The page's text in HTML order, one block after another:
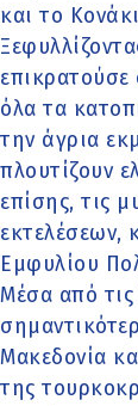
και το
όλα τα
την άγρια
πλουτίζουν
επίσης, τις
εκτελέσεων,
Εμφυλίου
Μέσα από τις
Μακεδονία
της